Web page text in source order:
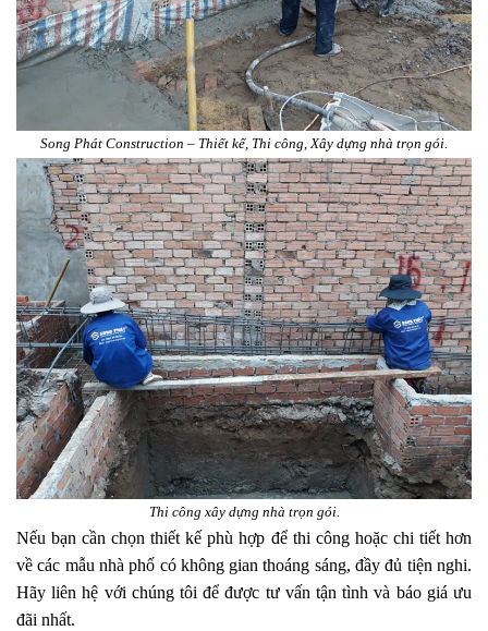
Song Phát Construction – Thiết kế, Thi công, Xây dựng nhà trọn gói.
Thi công xây dựng nhà trọn gói.
Nếu bạn cần chọn thiết kế phù hợp để thi công hoặc chi tiết hơn
về các mẫu nhà phố có không gian thoáng sáng, đầy đủ tiện nghi.
Hãy liên hệ với chúng tôi để được tư vấn tận tình và báo giá ưu
đãi nhất.